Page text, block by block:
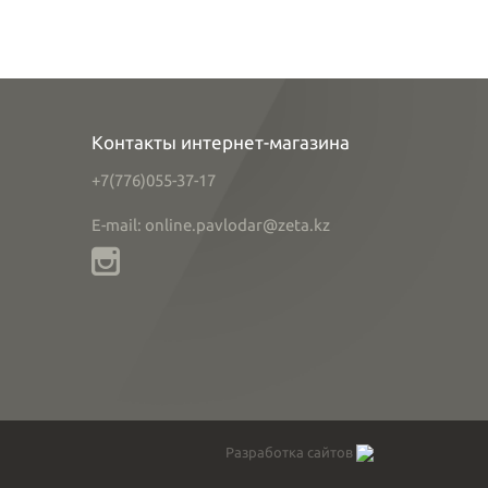
Контакты интернет-магазина
+7(776)055-37-17
E-mail: online.pavlodar@zeta.kz
Разработка сайтов